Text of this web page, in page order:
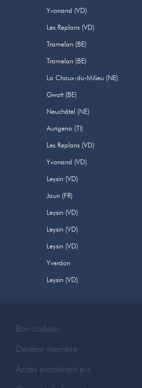
Yvonand (VD)
Les Replans (VD)
Tramelan (BE)
Tramelan (BE)
La Chaux-du-Milieu (NE)
Gwatt (BE)
Neuchâtel (NE)
Aurigeno (TI)
Les Replans (VD)
Yvonand (VD)
Leysin (VD)
Jaun (FR)
Leysin (VD)
Leysin (VD)
Leysin (VD)
Yverdon
Leysin (VD)
Bon cadeau
Devenir membre
Accès encadrant-e-s